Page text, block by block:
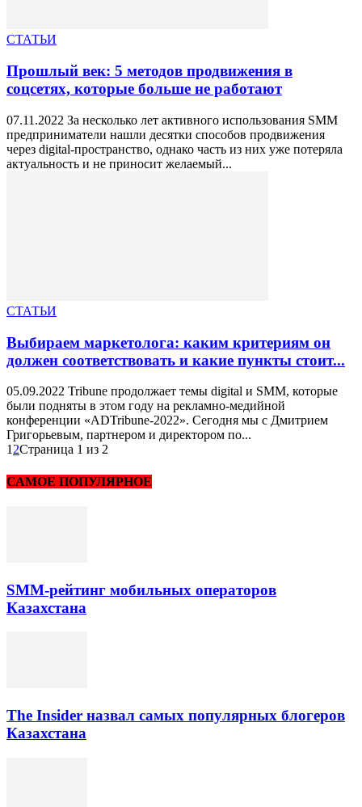
СТАТЬИ
Прошлый век: 5 методов продвижения в
соцсетях, которые больше не работают
07.11.2022 За несколько лет активного использования SMM
предприниматели нашли десятки способов продвижения
через digital-пространство, однако часть из них уже потеряла
актуальность и не приносит желаемый...
СТАТЬИ
Выбираем маркетолога: каким критериям он
должен соответствовать и какие пункты стоит...
05.09.2022 Tribune продолжает темы digital и SMM, которые
были подняты в этом году на рекламно-медийной
конференции «ADTribune-2022». Сегодня мы с Дмитрием
Григорьевым, партнером и директором по...
1 2Страница 1 из 2
САМОЕ ПОПУЛЯРНОЕ
SMM-рейтинг мобильных операторов
Казахстана
The Insider назвал самых популярных блогеров
Казахстана